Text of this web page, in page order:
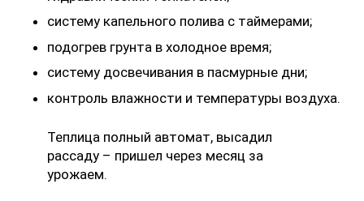
систему капельного полива с таймерами;
подогрев грунта в холодное время;
систему досвечивания в пасмурные дни;
контроль влажности и температуры воздуха.
Теплица полный автомат, высадил
рассаду – пришел через месяц за
урожаем.